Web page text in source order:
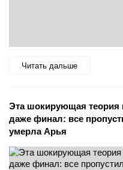
Читать дальше
Эта шокирующая теория
даже финал: все
умерла Арья